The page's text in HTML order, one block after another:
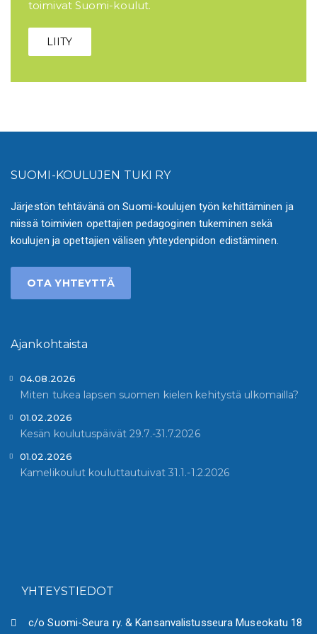
toimivat Suomi-koulut.
LIITY
SUOMI-KOULUJEN TUKI RY
Järjestön tehtävänä on Suomi-koulujen työn kehittäminen ja
niissä toimivien opettajien pedagoginen tukeminen sekä
koulujen ja opettajien välisen yhteydenpidon edistäminen.
OTA YHTEYTTÄ
Ajankohtaista
04.08.2026
Miten tukea lapsen suomen kielen kehitystä ulkomailla?
01.02.2026
Kesän koulutuspäivät 29.7.-31.7.2026
01.02.2026
Kamelikoulut kouluttautuivat 31.1.-1.2.2026
YHTEYSTIEDOT
c/o Suomi-Seura ry. & Kansanvalistusseura Museokatu 18